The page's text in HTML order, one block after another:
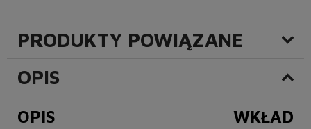
PRODUKTY POWIĄZANE
OPIS
OPIS WKŁAD